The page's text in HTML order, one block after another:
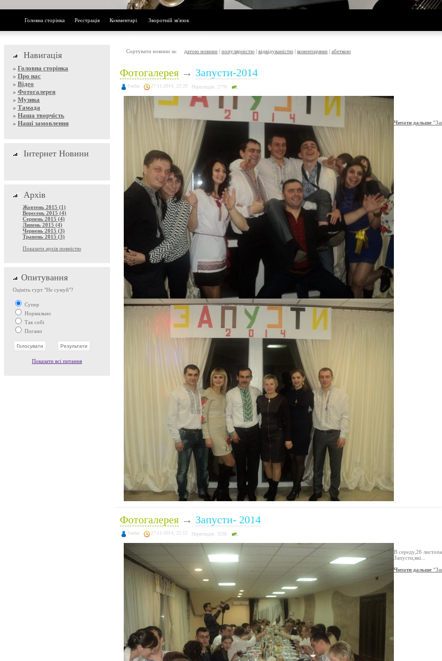
Головна сторінка Реєстрація Комментарі Зворотній зв'язок
Навигація
» Головна сторінка
» Про нас
» Відео
» Фотогалерея
» Музика
» Тамада
» Наша творчість
» Наші замовлення
Інтернет Новини
Архів
Жовтень 2015 (1)
Вересень 2015 (4)
Серпень 2015 (4)
Липень 2015 (4)
Червень 2015 (3)
Травень 2015 (3)
Показати архів повністю
Опитування
Оцініть гурт "Не сумуй"?
Супер
Нормально
Так собі
Погано
Показати всі питання
Сортувати новини за: датою новини | популярністю | відвідуваністю | коментарями | абеткою
Фотогалерея → Запусти-2014
Sasha 27-11-2014, 22:29 Переглядів: 2776
Читати дальше
Фотогалерея → Запусти- 2014
Sasha 27-11-2014, 21:12 Переглядів: 3538
В середу,26
Запусти,які...
Читати дальше